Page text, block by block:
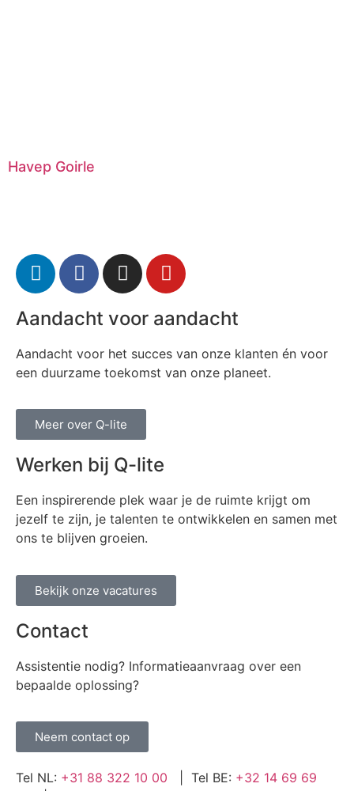
Havep Goirle
Aandacht voor aandacht
Aandacht voor het succes van onze klanten én voor
een duurzame toekomst van onze planeet.
Meer over Q-lite
Werken bij Q-lite
Een inspirerende plek waar je de ruimte krijgt om
jezelf te zijn, je talenten te ontwikkelen en samen met
ons te blijven groeien.
Bekijk onze vacatures
Contact
Assistentie nodig? Informatieaanvraag over een
bepaalde oplossing?
Neem contact op
Tel NL: +31 88 322 10 00 | Tel BE: +32 14 69 69